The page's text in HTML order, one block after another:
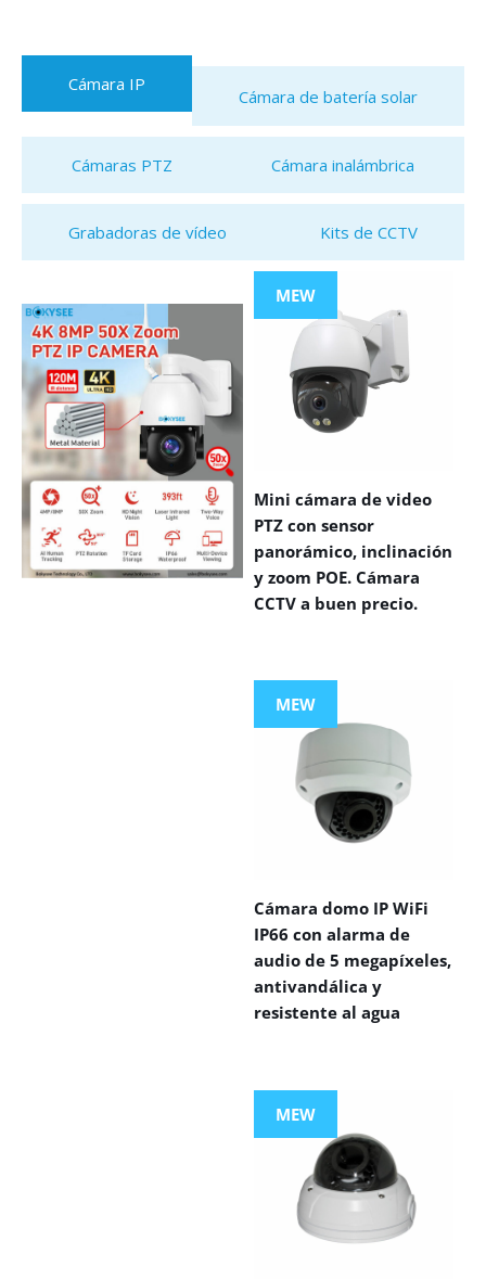
Cámara IP
Cámara de batería solar
Cámaras PTZ Cámara inalámbrica
Grabadoras de vídeo Kits de CCTV
MEW
Mini cámara de video
PTZ con sensor
panorámico, inclinación
y zoom POE. Cámara
CCTV a buen precio.
MEW
Cámara domo IP WiFi
IP66 con alarma de
audio de 5 megapíxeles,
antivandálica y
resistente al agua
MEW